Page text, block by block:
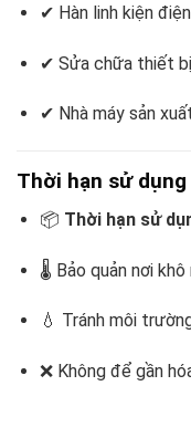
✔ Hàn linh kiện
✔ Sửa chữa thiết
✔ Nhà máy sản
Thời hạn sử
📦 Thời hạn sử
🌡 Bảo quản nơi
💧 Tránh môi
❌ Không để gần